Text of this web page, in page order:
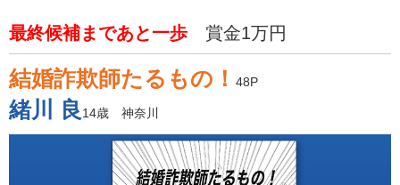
最終候補まであと一歩 賞金1万円
結婚詐欺師たるもの！ 48P
緒川 良 14歳 神奈川